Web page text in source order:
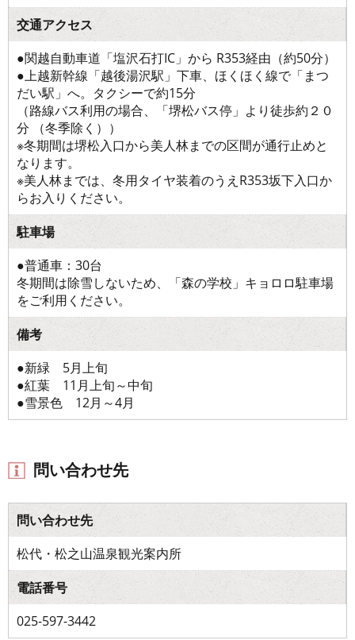
交通アクセス
●関越自動車道「塩沢石打IC」から R353経由（約50分）
●上越新幹線「越後湯沢駅」下車、ほくほく線で「まつ
だい駅」へ。タクシーで約15分
（路線バス利用の場合、「堺松バス停」より徒歩約２０
分 （冬季除く））
※冬期間は堺松入口から美人林までの区間が通行止めと
なります。
※美人林までは、冬用タイヤ装着のうえR353坂下入口か
らお入りください。
駐車場
●普通車：30台
冬期間は除雪しないため、「森の学校」キョロロ駐車場
をご利用ください。
備考
●新緑 5月上旬
●紅葉 11月上旬～中旬
●雪景色 12月～4月
問い合わせ先
問い合わせ先
松代・松之山温泉観光案内所
電話番号
025-597-3442